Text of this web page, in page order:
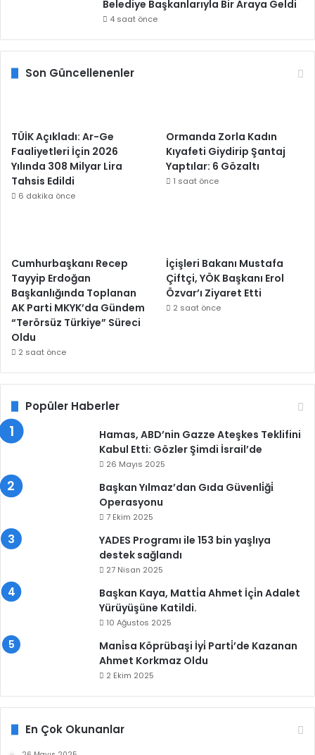
Belediye Başkanlarıyla Bir Araya Geldi
4 saat önce
Son Güncellenenler
TÜİK Açıkladı: Ar-Ge
Faaliyetleri İçin 2026
Yılında 308 Milyar Lira
Tahsis Edildi
6 dakika önce
Ormanda Zorla Kadın
Kıyafeti Giydirip Şantaj
Yaptılar: 6 Gözaltı
1 saat önce
Cumhurbaşkanı Recep
Tayyip Erdoğan
Başkanlığında Toplanan
AK Parti MKYK’da Gündem
“Terörsüz Türkiye” Süreci
Oldu
2 saat önce
İçişleri Bakanı Mustafa
Çiftçi, YÖK Başkanı Erol
Özvar’ı Ziyaret Etti
2 saat önce
Popüler Haberler
Hamas, ABD’nin Gazze Ateşkes Teklifini
Kabul Etti: Gözler Şimdi İsrail’de
26 Mayıs 2025
Başkan Yılmaz’dan Gıda Güvenli̇ği̇
Operasyonu
7 Ekim 2025
YADES Programı ile 153 bin yaşlıya
destek sağlandı
27 Nisan 2025
Başkan Kaya, Matti̇a Ahmet İçi̇n Adalet
Yürüyüşüne Katildi.
10 Ağustos 2025
Mani̇sa Köprübaşi İyi̇ Parti̇’de Kazanan
Ahmet Korkmaz Oldu
2 Ekim 2025
En Çok Okunanlar